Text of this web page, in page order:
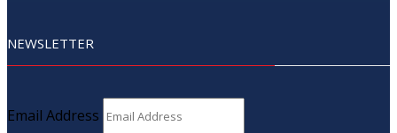
NEWSLETTER
Email Address